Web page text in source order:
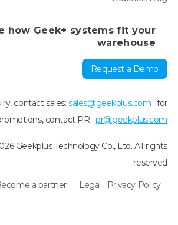
how Geek+ systems fit your
warehouse
Request a Demo
contact sales:sales@geekplus.com . for
contact PR:pr@geekplus.com
Geekplus Technology Co., Ltd. All rights
reserved.
Privacy Policy
Legal
a partner